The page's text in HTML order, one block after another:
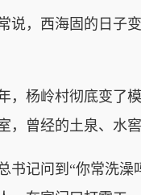
，西海固的日子变
杨岭村彻底变了模
，曾经的土泉、水
记问到“你常洗澡